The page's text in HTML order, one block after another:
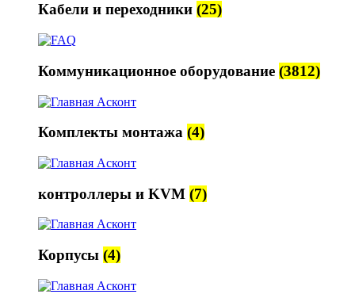
Кабели и переходники (25)
Коммуникационное оборудование (3812)
Комплекты монтажа (4)
контроллеры и KVM (7)
Корпусы (4)